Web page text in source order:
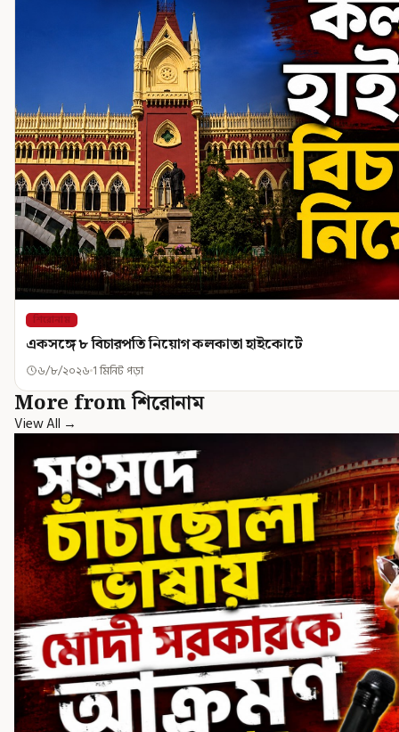
শিরোনাম
একসঙ্গে ৮ বিচারপতি নিয়োগ কলকাতা হাইকোর্টে
৬/৮/২০২৬ 1 মিনিট পড়া
More from শিরোনাম
View All →